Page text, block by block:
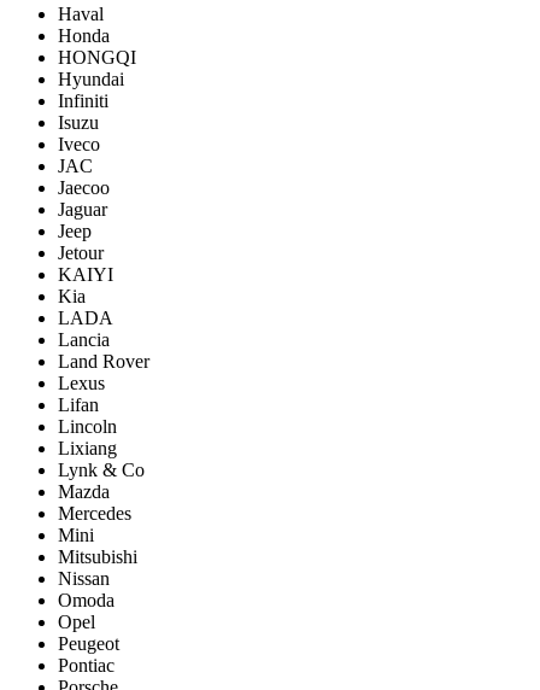
Haval
Honda
HONGQI
Hyundai
Infiniti
Isuzu
Iveco
JAC
Jaecoo
Jaguar
Jeep
Jetour
KAIYI
Kia
LADA
Lancia
Land Rover
Lexus
Lifan
Lincoln
Lixiang
Lynk & Co
Mazda
Mercedes
Mini
Mitsubishi
Nissan
Omoda
Opel
Peugeot
Pontiac